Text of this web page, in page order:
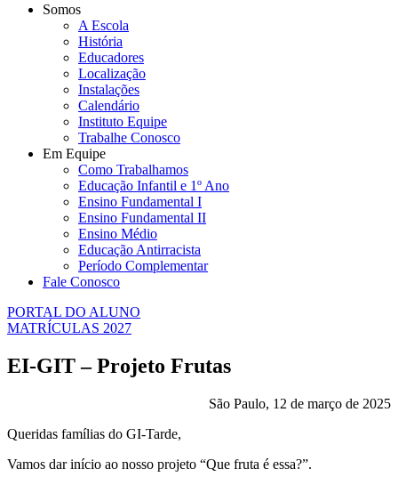
Somos
A Escola
História
Educadores
Localização
Instalações
Calendário
Instituto Equipe
Trabalhe Conosco
Em Equipe
Como Trabalhamos
Educação Infantil e 1º Ano
Ensino Fundamental I
Ensino Fundamental II
Ensino Médio
Educação Antirracista
Período Complementar
Fale Conosco
PORTAL DO ALUNO
MATRÍCULAS 2027
EI-GIT – Projeto Frutas
São Paulo, 12 de março de 2025
Queridas famílias do GI-Tarde,
Vamos dar início ao nosso projeto “Que fruta é essa?”.